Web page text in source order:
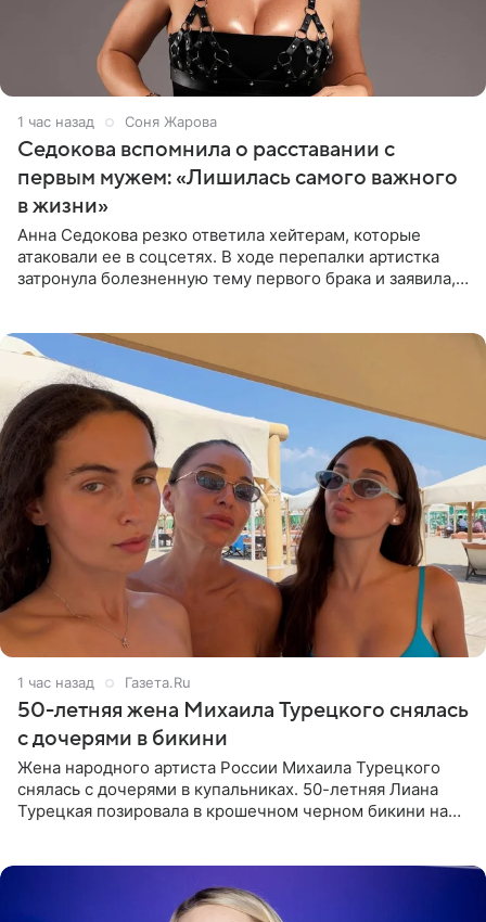
1 час назад Соня Жарова
Седокова вспомнила о расставании с
первым мужем: «Лишилась самого важного
в жизни»
Анна Седокова резко ответила хейтерам, которые
атаковали ее в соцсетях. В ходе перепалки артистка
затронула болезненную тему первого брака и заявила,
1 час назад Газета.Ru
50-летняя жена Михаила Турецкого снялась
с дочерями в бикини
Жена народного артиста России Михаила Турецкого
снялась с дочерями в купальниках. 50-летняя Лиана
Турецкая позировала в крошечном черном бикини на